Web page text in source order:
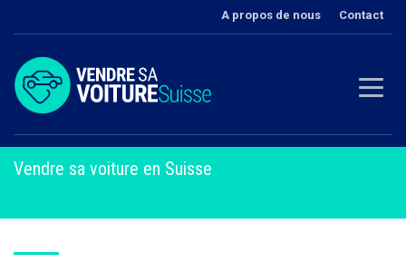
A propos de nous Contact
Vendre sa voiture en Suisse